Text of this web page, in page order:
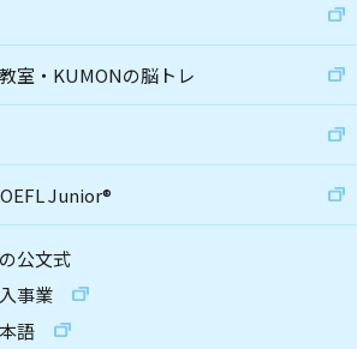
室・KUMONの脳トレ
Junior®
公文式
事業
語